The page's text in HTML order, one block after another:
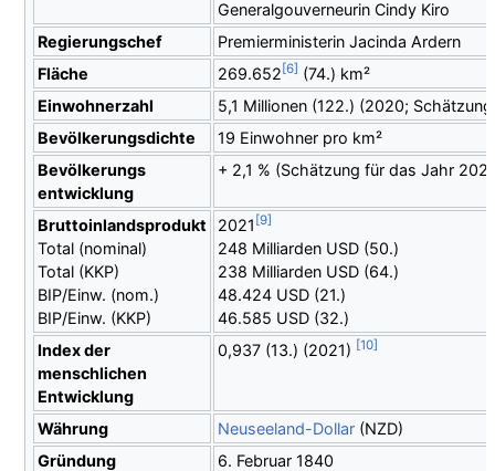
Generalgouverneurin Cindy Kiro
Regierungschef
Premierministerin Jacinda Ardern
Fläche
269.652 (74.) km²
Einwohnerzahl
5,1 Millionen (122.) (2020;
Bevölkerungsdichte
19 Einwohner pro km²
Bevölkerungs
entwicklung
+ 2,1 % (Schätzung für das Jahr
Bruttoinlandsprodukt
Total (nominal)
Total (KKP)
BIP/Einw. (nom.)
BIP/Einw. (KKP)
2021
248 Milliarden USD (50.)
238 Milliarden USD (64.)
48.424 USD (21.)
46.585 USD (32.)
Index der
menschlichen
Entwicklung
0,937 (13.) (2021)
Währung Neuseeland-Dollar (NZD)
Gründung
6. Februar 1840